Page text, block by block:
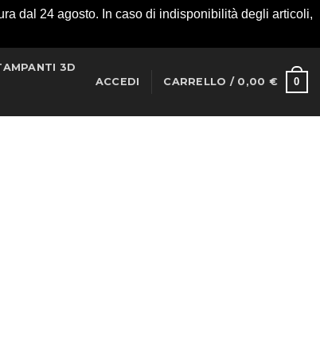
dal 24 agosto. In caso di indisponibilità degli articoli,
3D
ACCEDI CARRELLO / 0,00 € 0